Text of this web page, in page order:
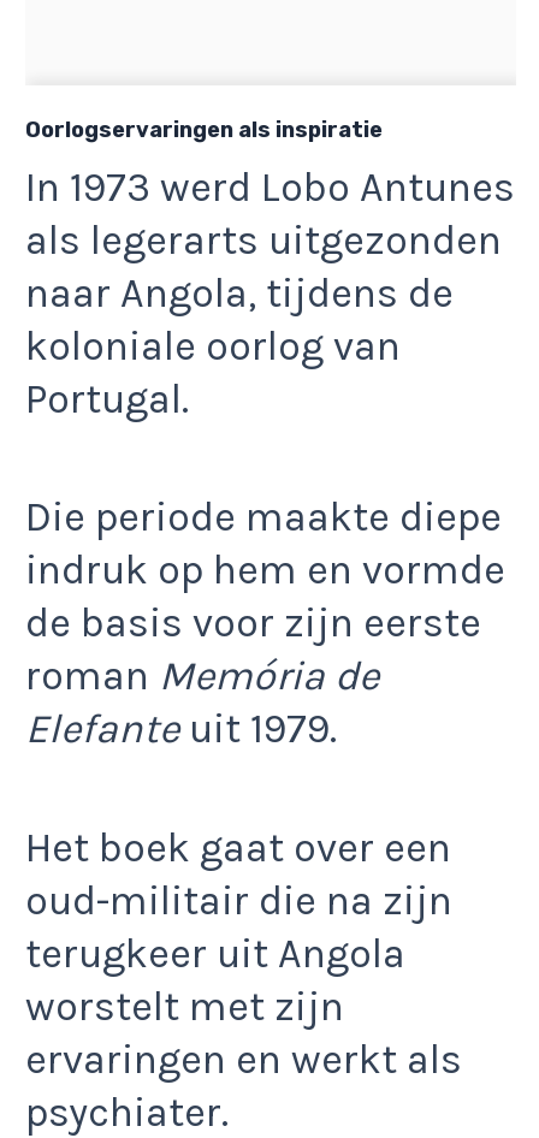
Oorlogservaringen als inspiratie
In 1973 werd Lobo Antunes
als legerarts uitgezonden
naar Angola, tijdens de
koloniale oorlog van
Portugal.
Die periode maakte diepe
indruk op hem en vormde
de basis voor zijn eerste
roman Memória de
Elefanteuit 1979.
Het boek gaat over een
oud-militair die na zijn
terugkeer uit Angola
worstelt met zijn
ervaringen en werkt als
psychiater.